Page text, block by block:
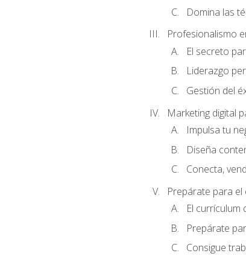
Domina las
Profesionalismo
El secreto
Liderazgo
Gestión del
Marketing digital
Impulsa tu
Diseña
Conecta,
Prepárate para el
El currículum
Prepárate
Consigue